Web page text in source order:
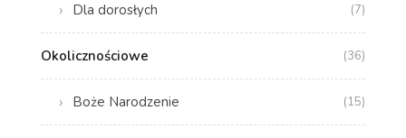
Dla dorosłych (7)
Okolicznościowe (36)
Boże Narodzenie (15)